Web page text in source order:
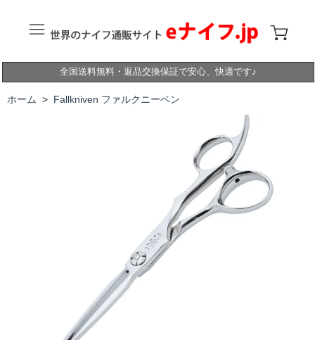
全国送料無料・返品交換保証で安心、快適です♪
ホーム > Fallkniven ファルクニーベン